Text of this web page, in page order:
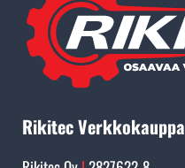
Rikitec Verkkokauppa